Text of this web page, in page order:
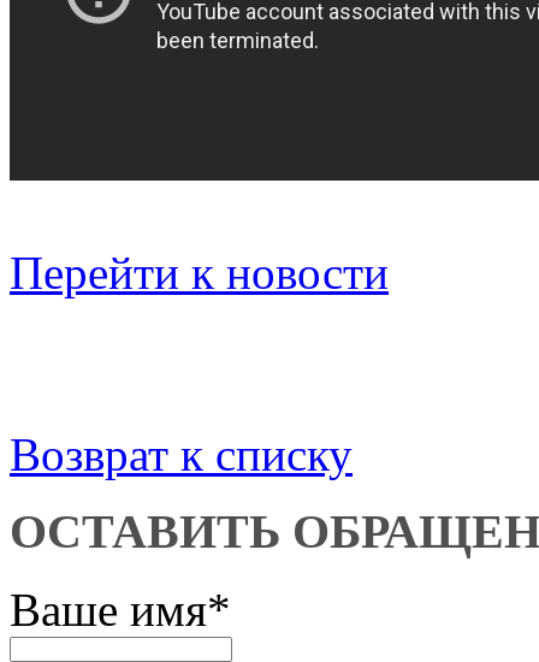
Перейти к новости
Возврат к списку
ОСТАВИТЬ
Ваше имя*